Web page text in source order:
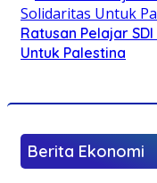
Ratusan Pelajar
Untuk Palestina
Berita Ekonomi